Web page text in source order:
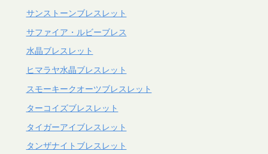
サンストーンブレスレット
サファイア・ルビーブレス
水晶ブレスレット
ヒマラヤ水晶ブレスレット
スモーキークオーツブレスレット
ターコイズブレスレット
タイガーアイブレスレット
タンザナイトブレスレット